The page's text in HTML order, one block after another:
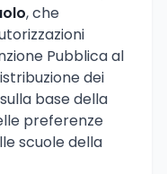
, che
Pubblica al
dei
base della
preferenze
scuole della